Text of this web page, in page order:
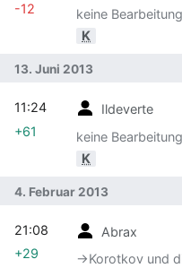
keine
K
-12
13. Juni 2013
Ildeverte
keine
K
11:24
+61
4. Februar 2013
Abrax
→‎Korotkov und
21:08
+29